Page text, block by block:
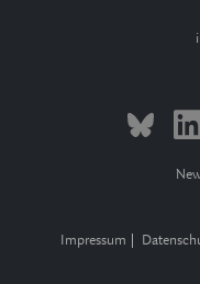
Impressum